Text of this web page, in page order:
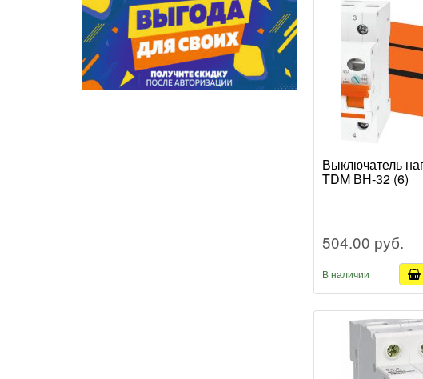
Выключатель
TDM ВН-32 (6)
504.00 руб.
В наличии